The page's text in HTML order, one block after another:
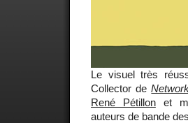
Le visuel très
Collector de
René Pétillonet
auteurs de bande